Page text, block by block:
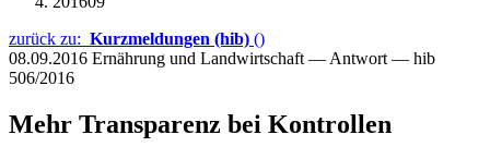
zurück zu: Kurzmeldungen (hib) ()
08.09.2016 Ernährung und Landwirtschaft — Antwort — hib
506/2016
Mehr Transparenz bei Kontrollen